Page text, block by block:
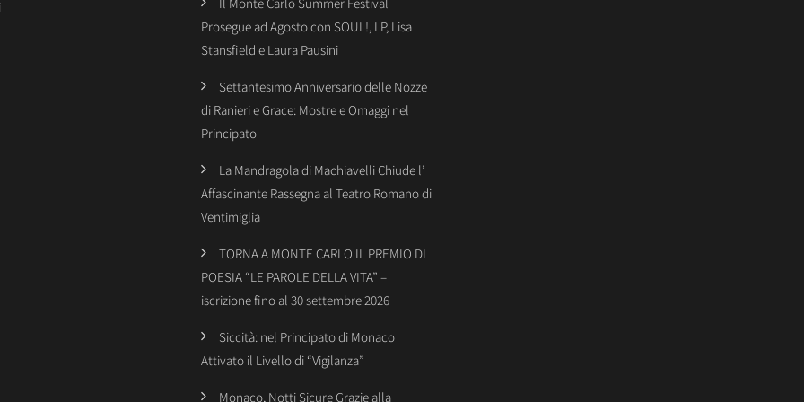
Prosegue ad Agosto con SOUL!, LP, Lisa
Stansfield e Laura Pausini
Settantesimo Anniversario delle Nozze
di Ranieri e Grace: Mostre e Omaggi nel
Principato
La Mandragola di Machiavelli Chiude l’
Affascinante Rassegna al Teatro Romano di
Ventimiglia
TORNA A MONTE CARLO IL PREMIO DI
POESIA “LE PAROLE DELLA VITA” –
iscrizione fino al 30 settembre 2026
Siccità: nel Principato di Monaco
Attivato il Livello di “Vigilanza”
Monaco, Notti Sicure Grazie alla